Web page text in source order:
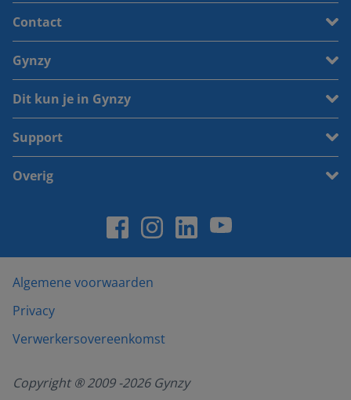
Contact
Gynzy
Dit kun je in Gynzy
Support
Overig
Algemene voorwaarden
Privacy
Verwerkersovereenkomst
Copyright ® 2009 -2026Gynzy